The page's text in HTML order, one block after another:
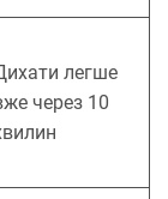
легше
через 10